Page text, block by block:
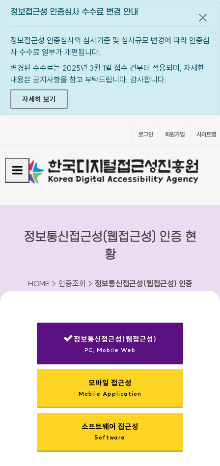
정보접근성 인증심사 수수료 변경 안내
정보접근성 인증심사의 심사기준 및 심사규모 변경에 따라 인증심
사 수수료 일부가 개편됩니다.
변경된 수수료는 2025년 3월 1일 접수 건부터 적용되며, 자세한
내용은 공지사항을 참고 부탁드립니다. 감사합니다.
자세히 보기
공지
로그인 회원가입 사이트맵
정보통신접근성(웹접근성) 인증 현
황
HOME > 인증조회 > 정보통신접근성(웹접근성) 인증
정보통신접근성(웹접근성)
PC, Mobile Web
모바일 접근성
Mobile Application
소프트웨어 접근성
Software